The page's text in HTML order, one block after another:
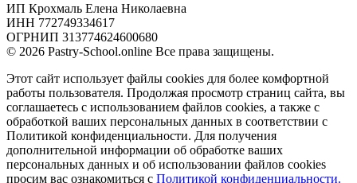
ИП Крохмаль Елена Николаевна
ИНН 772749334617
ОГРНИП 313774624600680
© 2026 Pastry-School.online Все права защищены.
Этот сайт использует файлы cookies для более комфортной
работы пользователя. Продолжая просмотр страниц сайта, вы
соглашаетесь с использованием файлов cookies, а также с
обработкой ваших персональных данных в соответствии с
Политикой конфиденциальности. Для получения
дополнительной информации об обработке ваших
персональных данных и об использовании файлов cookies
просим вас ознакомиться с Политикой конфиденциальности.